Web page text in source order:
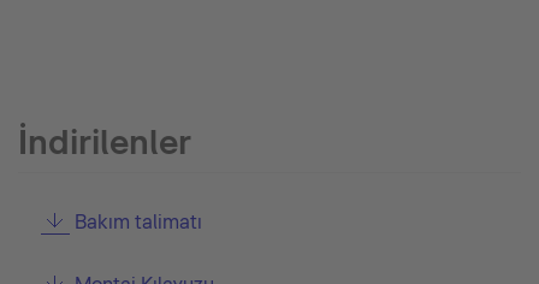
İndirilenler
Bakım talimatı